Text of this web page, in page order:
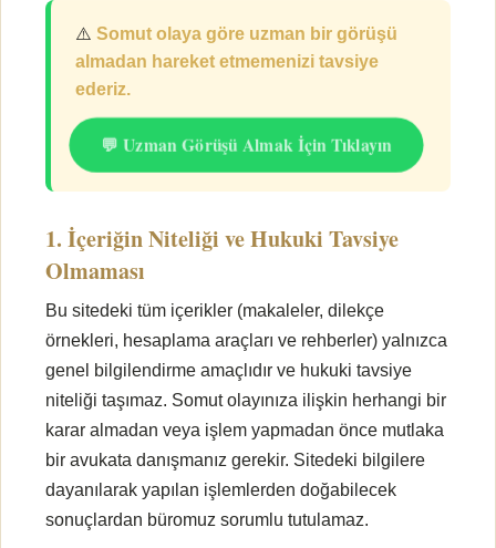
⚠️ Somut olaya göre uzman bir görüşü
almadan hareket etmemenizi tavsiye
ederiz.
💬 Uzman Görüşü Almak İçin Tıklayın
1. İçeriğin Niteliği ve Hukuki Tavsiye
Olmaması
Bu sitedeki tüm içerikler (makaleler, dilekçe
örnekleri, hesaplama araçları ve rehberler) yalnızca
genel bilgilendirme amaçlıdır ve hukuki tavsiye
niteliği taşımaz. Somut olayınıza ilişkin herhangi bir
karar almadan veya işlem yapmadan önce mutlaka
bir avukata danışmanız gerekir. Sitedeki bilgilere
dayanılarak yapılan işlemlerden doğabilecek
sonuçlardan büromuz sorumlu tutulamaz.